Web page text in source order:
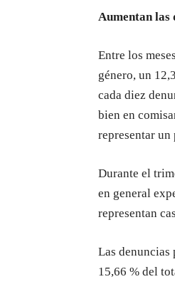
Aumentan las
Entre los
género, un
cada diez
bien en
representar
Durante el
en general
representan
Las denuncias
15,66 % del